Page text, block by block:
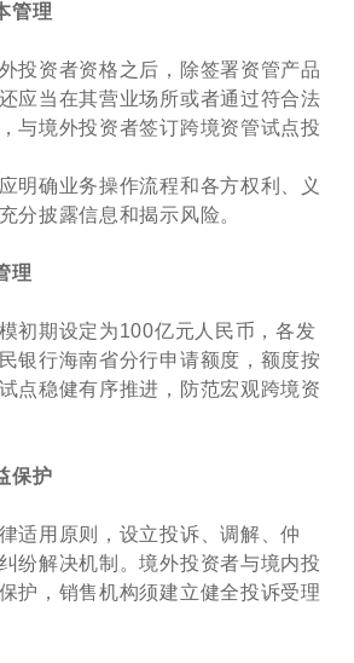
管理
投资者资格之后，除签署资管产品
应当在其营业场所或者通过符合法
与境外投资者签订跨境资管试点投
明确业务操作流程和各方权利、义
分披露信息和揭示风险。
理
初期设定为100亿元人民币，各发
银行海南省分行申请额度，额度按
点稳健有序推进，防范宏观跨境资
保护
适用原则，设立投诉、调解、仲
纷解决机制。境外投资者与境内投
护，销售机构须建立健全投诉受理